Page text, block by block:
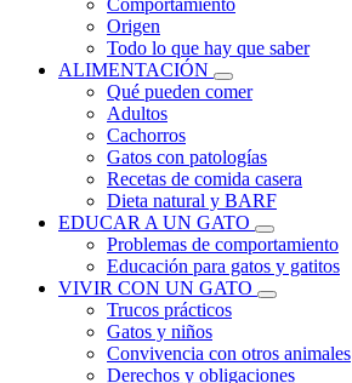
Comportamiento
Origen
Todo lo que hay que saber
ALIMENTACIÓN
Qué pueden comer
Adultos
Cachorros
Gatos con patologías
Recetas de comida casera
Dieta natural y BARF
EDUCAR A UN GATO
Problemas de comportamiento
Educación para gatos y gatitos
VIVIR CON UN GATO
Trucos prácticos
Gatos y niños
Convivencia con otros animales
Derechos y obligaciones